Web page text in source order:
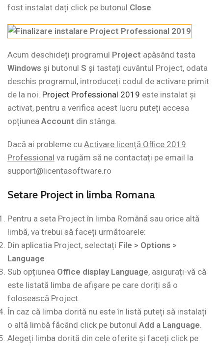
fost instalat dați click pe butonul Close
Acum deschideți programul Project apăsând tasta
Windows și butonul S și tastați cuvântul Project, odata
deschis programul, introduceți codul de activare primit
de la noi. Project Professional 2019 este instalat și
activat, pentru a verifica acest lucru puteți accesa
opțiunea Account din stânga.
Dacă ai probleme cu Activare licență Office 2019
Professional va rugăm să ne contactați pe email la
support@licentasoftware.ro
Setare Project in limba Romana
Pentru a seta Project în limba Română sau orice altă
limbă, va trebui să faceți următoarele:
Din aplicatia Project, selectați File > Options >
Language
Sub opțiunea Office display Language, asigurați-vă că
este listată limba de afișare pe care doriți să o
folosească Project.
În caz că limba dorită nu este în listă puteți să instalați
o altă limbă făcând click pe butonul Add a Language.
Alegeți limba dorită din cele oferite și faceți click pe